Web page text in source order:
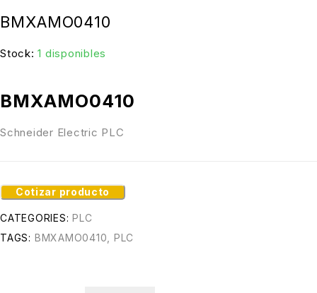
BMXAMO0410
Stock: 1 disponibles
BMXAMO0410
Schneider Electric PLC
Cotizar producto
CATEGORIES: PLC
TAGS: BMXAMO0410 PLC